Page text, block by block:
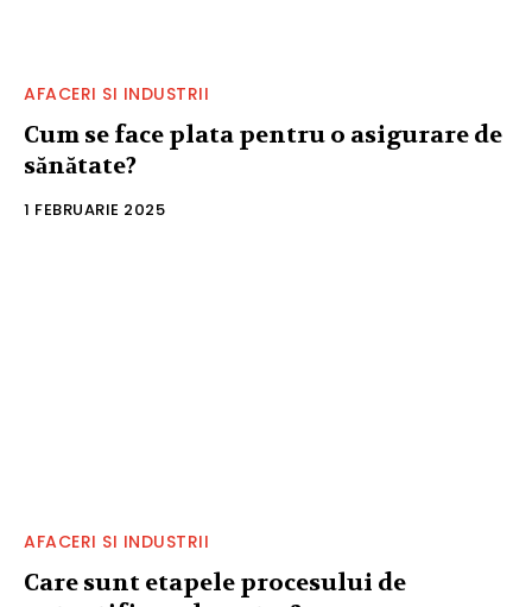
AFACERI SI INDUSTRII
Cum se face plata pentru o asigurare de
sănătate?
1 FEBRUARIE 2025
AFACERI SI INDUSTRII
Care sunt etapele procesului de